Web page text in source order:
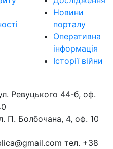
Новини
порталу
Оперативна
інформація
Історії війни
Ревуцького 44-б, оф.
П. Болбочана, 4, оф. 10
тел. +38